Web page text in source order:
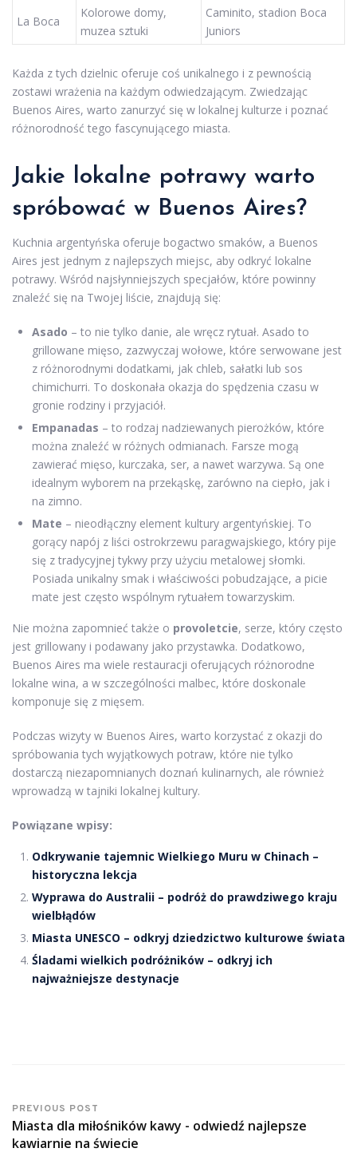
La Boca
Kolorowe domy,
muzea sztuki
Caminito, stadion Boca
Juniors
Każda z tych dzielnic oferuje coś unikalnego i z pewnością
zostawi wrażenia na każdym odwiedzającym. Zwiedzając
Buenos Aires, warto zanurzyć się w lokalnej kulturze i poznać
różnorodność tego fascynującego miasta.
Jakie lokalne potrawy warto
spróbować w Buenos Aires?
Kuchnia argentyńska oferuje bogactwo smaków, a Buenos
Aires jest jednym z najlepszych miejsc, aby odkryć lokalne
potrawy. Wśród najsłynniejszych specjałów, które powinny
znaleźć się na Twojej liście, znajdują się:
Asado – to nie tylko danie, ale wręcz rytuał. Asado to
grillowane mięso, zazwyczaj wołowe, które serwowane jest
z różnorodnymi dodatkami, jak chleb, sałatki lub sos
chimichurri. To doskonała okazja do spędzenia czasu w
gronie rodziny i przyjaciół.
Empanadas – to rodzaj nadziewanych pierożków, które
można znaleźć w różnych odmianach. Farsze mogą
zawierać mięso, kurczaka, ser, a nawet warzywa. Są one
idealnym wyborem na przekąskę, zarówno na ciepło, jak i
na zimno.
Mate – nieodłączny element kultury argentyńskiej. To
gorący napój z liści ostrokrzewu paragwajskiego, który pije
się z tradycyjnej tykwy przy użyciu metalowej słomki.
Posiada unikalny smak i właściwości pobudzające, a picie
mate jest często wspólnym rytuałem towarzyskim.
Nie można zapomnieć także o provoletcie, serze, który często
jest grillowany i podawany jako przystawka. Dodatkowo,
Buenos Aires ma wiele restauracji oferujących różnorodne
lokalne wina, a w szczególności malbec, które doskonale
komponuje się z mięsem.
Podczas wizyty w Buenos Aires, warto korzystać z okazji do
spróbowania tych wyjątkowych potraw, które nie tylko
dostarczą niezapomnianych doznań kulinarnych, ale również
wprowadzą w tajniki lokalnej kultury.
Powiązane wpisy:
Odkrywanie tajemnic Wielkiego Muru w Chinach –
historyczna lekcja
Wyprawa do Australii – podróż do prawdziwego kraju
wielbłądów
Miasta UNESCO – odkryj dziedzictwo kulturowe świata
Śladami wielkich podróżników – odkryj ich
najważniejsze destynacje
PREVIOUS POST
Miasta dla miłośników kawy - odwiedź najlepsze
kawiarnie na świecie